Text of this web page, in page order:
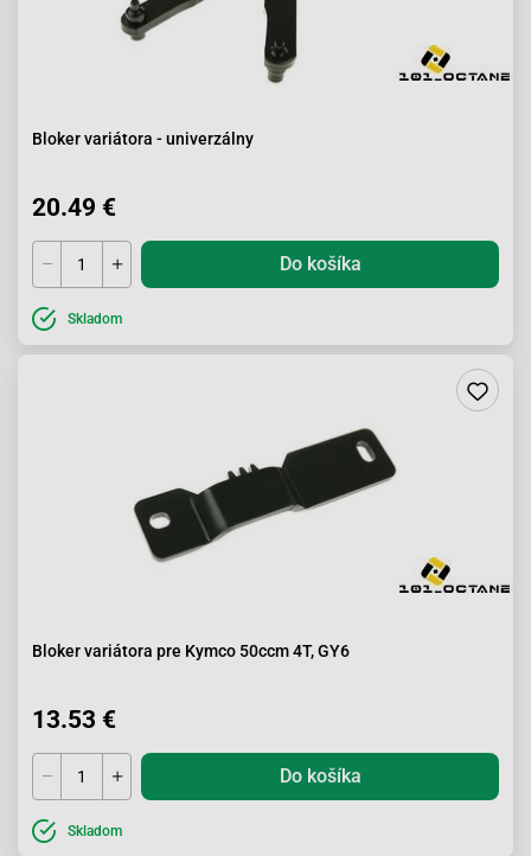
Bloker variátora - univerzálny
20.49 €
Do košíka
Skladom
Bloker variátora pre Kymco 50ccm 4T, GY6
13.53 €
Do košíka
Skladom